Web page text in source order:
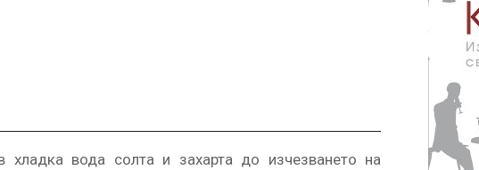
хладка вода солта и захарта до изчезването на